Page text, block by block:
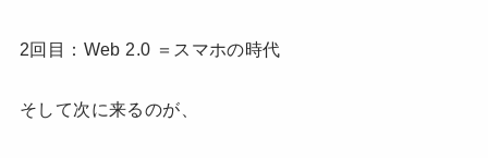
2回目：Web 2.0 ＝スマホの時代
そして次に来るのが、